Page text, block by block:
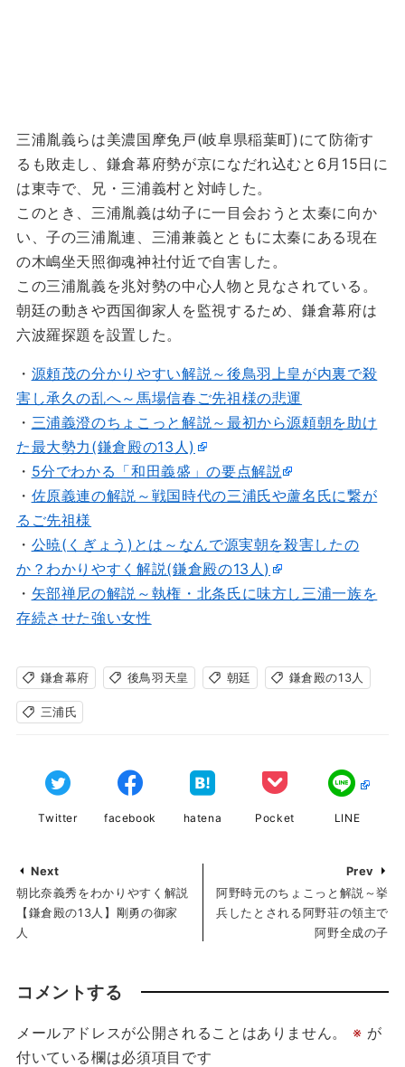
三浦胤義らは美濃国摩免戸(岐阜県稲葉町)にて防衛す
るも敗走し、鎌倉幕府勢が京になだれ込むと6月15日に
は東寺で、兄・三浦義村と対峙した。
このとき、三浦胤義は幼子に一目会おうと太秦に向か
い、子の三浦胤連、三浦兼義とともに太秦にある現在
の木嶋坐天照御魂神社付近で自害した。
この三浦胤義を兆対勢の中心人物と見なされている。
朝廷の動きや西国御家人を監視するため、鎌倉幕府は
六波羅探題を設置した。
・ 源頼茂の分かりやすい解説～後鳥羽上皇が内裏で殺
害し承久の乱へ～馬場信春ご先祖様の悲運
・ 三浦義澄のちょこっと解説～最初から源頼朝を助け
た最大勢力(鎌倉殿の13人)
・ 5分でわかる「和田義盛」の要点解説
・ 佐原義連の解説～戦国時代の三浦氏や蘆名氏に繋が
るご先祖様
・ 公暁(くぎょう)とは～なんで源実朝を殺害したの
か？わかりやすく解説(鎌倉殿の13人)
・ 矢部禅尼の解説～執権・北条氏に味方し三浦一族を
存続させた強い女性
鎌倉幕府 後鳥羽天皇 朝廷 鎌倉殿の13人
三浦氏
Twitter facebook hatena Pocket LINE
Next
朝比奈義秀をわかりやすく解説
【鎌倉殿の13人】剛勇の御家
人
Prev
阿野時元のちょこっと解説～挙
兵したとされる阿野荘の領主で
阿野全成の子
コメントする
メールアドレスが公開されることはありません。 ※ が
付いている欄は必須項目です